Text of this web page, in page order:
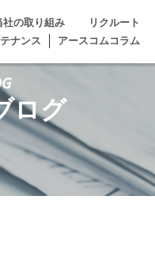
社の取り組み
リクルート
ナンス アースコムコラム
ログ